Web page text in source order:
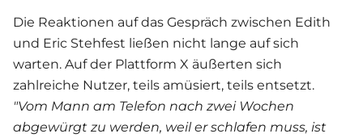
Die Reaktionen auf das Gespräch zwischen Edith
und Eric Stehfest ließen nicht lange auf sich
warten. Auf der Plattform X äußerten sich
zahlreiche Nutzer, teils amüsiert, teils entsetzt.
"Vom Mann am Telefon nach zwei Wochen
abgewürgt zu werden, weil er schlafen muss, ist